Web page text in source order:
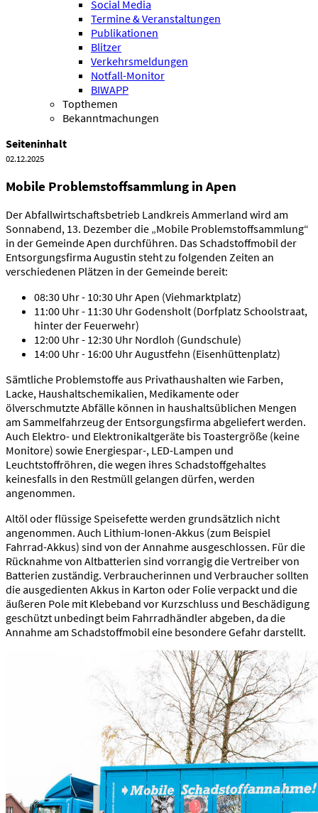
Social Media
Termine & Veranstaltungen
Publikationen
Blitzer
Verkehrsmeldungen
Notfall-Monitor
BIWAPP
Topthemen
Bekanntmachungen
Seiteninhalt
02.12.2025
Mobile Problemstoffsammlung in Apen
Der Abfallwirtschaftsbetrieb Landkreis Ammerland wird am
Sonnabend, 13. Dezember die „Mobile Problemstoffsammlung“
in der Gemeinde Apen durchführen. Das Schadstoffmobil der
Entsorgungsfirma Augustin steht zu folgenden Zeiten an
verschiedenen Plätzen in der Gemeinde bereit:
08:30 Uhr - 10:30 Uhr Apen (Viehmarktplatz)
11:00 Uhr - 11:30 Uhr Godensholt (Dorfplatz Schoolstraat,
hinter der Feuerwehr)
12:00 Uhr - 12:30 Uhr Nordloh (Gundschule)
14:00 Uhr - 16:00 Uhr Augustfehn (Eisenhüttenplatz)
Sämtliche Problemstoffe aus Privathaushalten wie Farben,
Lacke, Haushaltschemikalien, Medikamente oder
ölverschmutzte Abfälle können in haushaltsüblichen Mengen
am Sammelfahrzeug der Entsorgungsfirma abgeliefert werden.
Auch Elektro- und Elektronikaltgeräte bis Toastergröße (keine
Monitore) sowie Energiespar-, LED-Lampen und
Leuchtstoffröhren, die wegen ihres Schadstoffgehaltes
keinesfalls in den Restmüll gelangen dürfen, werden
angenommen.
Altöl oder flüssige Speisefette werden grundsätzlich nicht
angenommen. Auch Lithium-Ionen-Akkus (zum Beispiel
Fahrrad-Akkus) sind von der Annahme ausgeschlossen. Für die
Rücknahme von Altbatterien sind vorrangig die Vertreiber von
Batterien zuständig. Verbraucherinnen und Verbraucher sollten
die ausgedienten Akkus in Karton oder Folie verpackt und die
äußeren Pole mit Klebeband vor Kurzschluss und Beschädigung
geschützt unbedingt beim Fahrradhändler abgeben, da die
Annahme am Schadstoffmobil eine besondere Gefahr darstellt.